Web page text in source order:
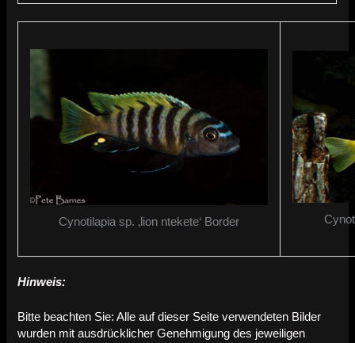
Cynotilapia sp. ‚lion ntekete‘ Border
Hinweis:
Bitte beachten Sie: Alle auf dieser Seite verwendeten Bilder
wurden mit ausdrücklicher Genehmigung des jeweiligen